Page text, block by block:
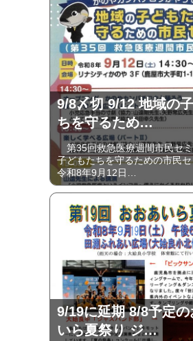
9/8〆切 9/12 地域の
ちを守るため…
第35回救急医療週間市民セミ
子どもたちを守るための市民セ
令和8年9月12日…
9/19に延期 8/8予定の
いら夏祭り ジ…